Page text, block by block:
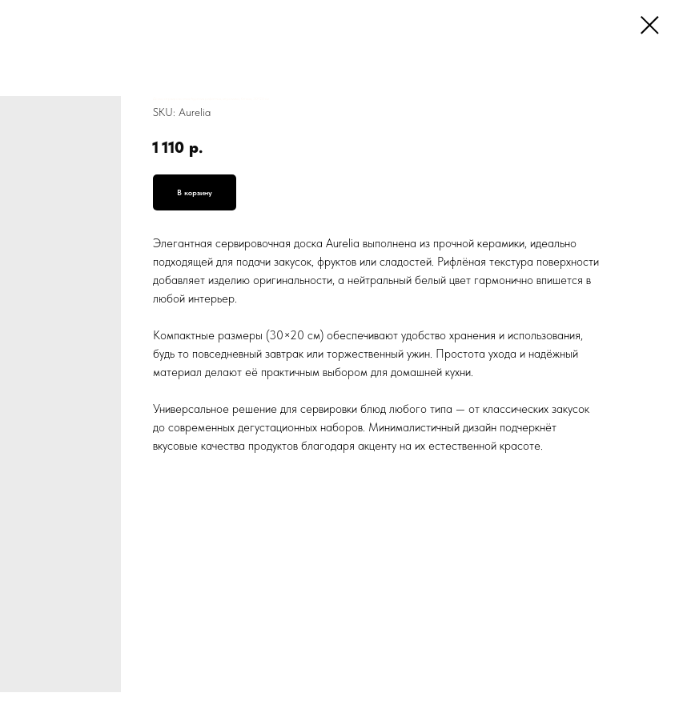
SKU: Aurelia
1 110 р.
В корзину
Элегантная сервировочная доска Aurelia выполнена из прочной керамики, идеально
подходящей для подачи закусок, фруктов или сладостей. Рифлёная текстура поверхности
добавляет изделию оригинальности, а нейтральный белый цвет гармонично впишется в
любой интерьер.
Компактные размеры (30×20 см) обеспечивают удобство хранения и использования,
будь то повседневный завтрак или торжественный ужин. Простота ухода и надёжный
материал делают её практичным выбором для домашней кухни.
Универсальное решение для сервировки блюд любого типа — от классических закусок
до современных дегустационных наборов. Минималистичный дизайн подчеркнёт
вкусовые качества продуктов благодаря акценту на их естественной красоте.